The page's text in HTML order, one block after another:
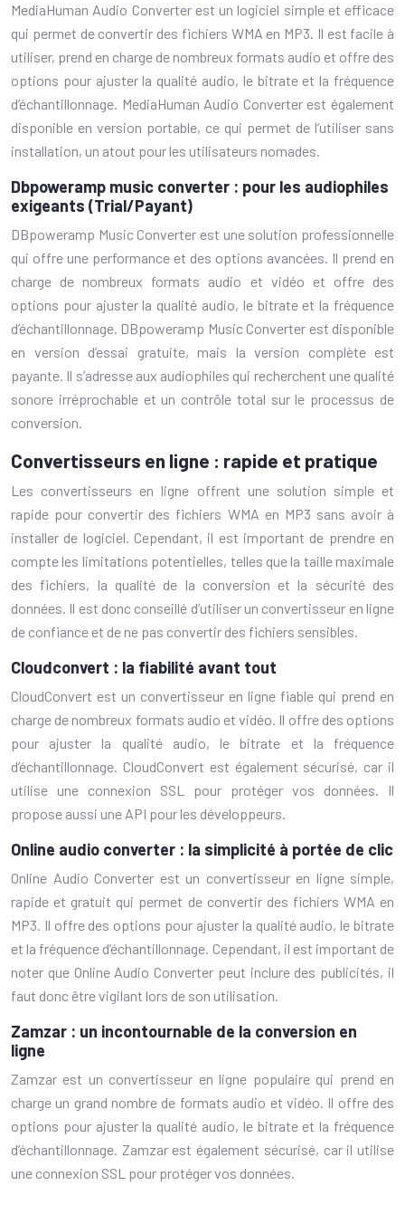
MediaHuman Audio Converter est un logiciel simple et efficace
qui permet de convertir des fichiers WMA en MP3. Il est facile à
utiliser, prend en charge de nombreux formats audio et offre des
options pour ajuster la qualité audio, le bitrate et la fréquence
d’échantillonnage. MediaHuman Audio Converter est également
disponible en version portable, ce qui permet de l’utiliser sans
installation, un atout pour les utilisateurs nomades.
Dbpoweramp music converter : pour les audiophiles
exigeants (Trial/Payant)
DBpoweramp Music Converter est une solution professionnelle
qui offre une performance et des options avancées. Il prend en
charge de nombreux formats audio et vidéo et offre des
options pour ajuster la qualité audio, le bitrate et la fréquence
d’échantillonnage. DBpoweramp Music Converter est disponible
en version d’essai gratuite, mais la version complète est
payante. Il s’adresse aux audiophiles qui recherchent une qualité
sonore irréprochable et un contrôle total sur le processus de
conversion.
Convertisseurs en ligne : rapide et pratique
Les convertisseurs en ligne offrent une solution simple et
rapide pour convertir des fichiers WMA en MP3 sans avoir à
installer de logiciel. Cependant, il est important de prendre en
compte les limitations potentielles, telles que la taille maximale
des fichiers, la qualité de la conversion et la sécurité des
données. Il est donc conseillé d’utiliser un convertisseur en ligne
de confiance et de ne pas convertir des fichiers sensibles.
Cloudconvert : la fiabilité avant tout
CloudConvert est un convertisseur en ligne fiable qui prend en
charge de nombreux formats audio et vidéo. Il offre des options
pour ajuster la qualité audio, le bitrate et la fréquence
d’échantillonnage. CloudConvert est également sécurisé, car il
utilise une connexion SSL pour protéger vos données. Il
propose aussi une API pour les développeurs.
Online audio converter : la simplicité à portée de clic
Online Audio Converter est un convertisseur en ligne simple,
rapide et gratuit qui permet de convertir des fichiers WMA en
MP3. Il offre des options pour ajuster la qualité audio, le bitrate
et la fréquence d’échantillonnage. Cependant, il est important de
noter que Online Audio Converter peut inclure des publicités, il
faut donc être vigilant lors de son utilisation.
Zamzar : un incontournable de la conversion en
ligne
Zamzar est un convertisseur en ligne populaire qui prend en
charge un grand nombre de formats audio et vidéo. Il offre des
options pour ajuster la qualité audio, le bitrate et la fréquence
d’échantillonnage. Zamzar est également sécurisé, car il utilise
une connexion SSL pour protéger vos données.